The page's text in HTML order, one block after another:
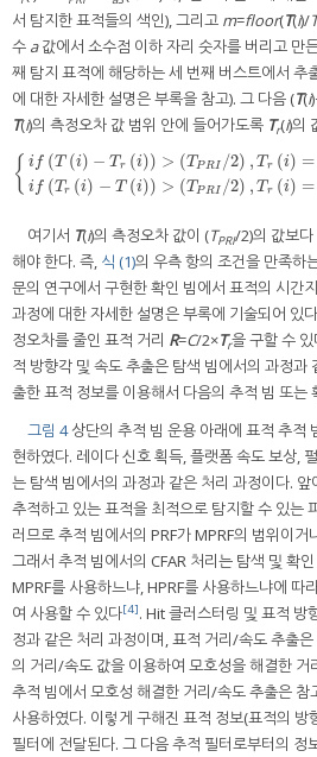
서 탐지한 표적들의 색인), 그리고 m=floor(T(i)/T
수 a값에서 소수점 이하 자리 숫자를 버리고 만
째 탐지 표적에 해당하는 세 번째 버스트에서 추
에 대한 자세한 설명은 부록을 참고). 그 다음 (T(i
T(i)의 측정오차 값 범위 안에 들어가도록 Tr(i)의
{ if (T (i) − Tr (i)) > (TPRI /2) , Tr (i) =
if (Tr (i) − T (i)) > (TPRI /2) , T r (i) =
{i T )− r( )) R / ),T r = m +1)T PR I 2 a 3
여기서 T(i)의 측정오차 값이 (TPRI/2)의 값보
해야 한다. 즉, 식 (1)의 우측 항의 조건을 만족하
문의 연구에서 구현한 확인 빔에서 표적의 시간
과정에 대한 자세한 설명은 부록에 기술되어 있
정오차를 줄인 표적 거리 R=C/2×Tr을 구할 수
적 방향각 및 속도 추출은 탐색 빔에서의 과정과
출한 표적 정보를 이용해서 다음의 추적 빔 또는
그림 4상단의 추적 빔 운용 아래에 표적 추적
현하였다. 레이다 신호 획득, 플랫폼 속도 보상,
는 탐색 빔에서의 과정과 같은 처리 과정이다.
추적하고 있는 표적을 최적으로 탐지할 수 있는
러므로 추적 빔에서의 PRF가 MPRF의 범위이거
그래서 추적 빔에서의 CFAR 처리는 탐색 및 확
MPRF를 사용하느냐, HPRF를 사용하느냐에 따
여 사용할 수 있다[4]. Hit 클러스터링 및 표적 방
정과 같은 처리 과정이며, 표적 거리/속도 추출
의 거리/속도 값을 이용하여 모호성을 해결한
추적 빔에서 모호성 해결한 거리/속도 추출은 참
사용하였다. 이렇게 구해진 표적 정보(표적의 방
필터에 전달된다. 그 다음 추적 필터로부터의 정